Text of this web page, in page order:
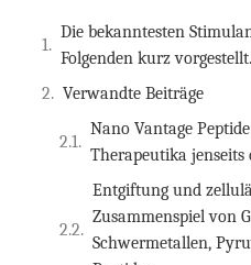
Die bekanntesten
Folgenden kurz vorgestellt.
Verwandte Beiträge
Nano Vantage
Therapeutika jenseits
Entgiftung und
Zusammenspiel von
Schwermetallen,